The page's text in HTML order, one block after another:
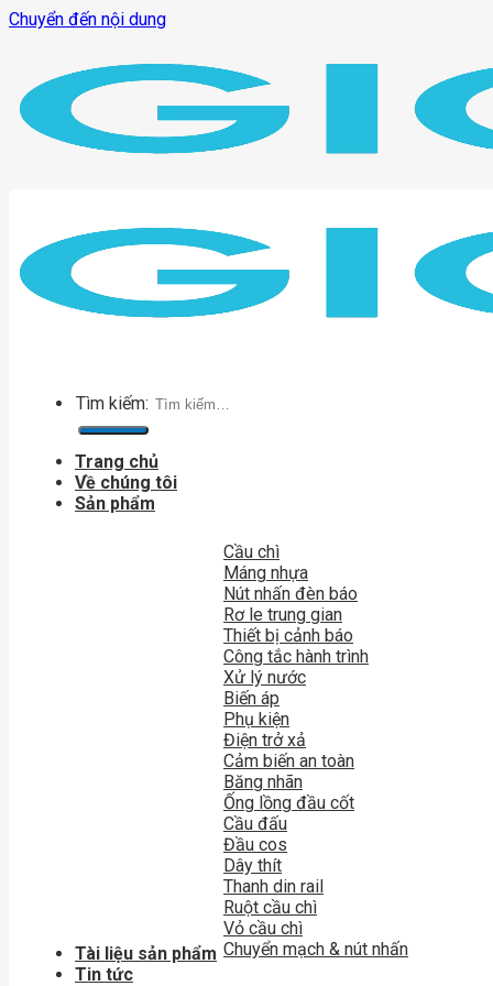
Chuyển đến nội dung
Tìm kiếm:
Trang chủ
Về chúng tôi
Sản phẩm
Cầu chì
Máng nhựa
Nút nhấn đèn báo
Rơ le trung gian
Thiết bị cảnh báo
Công tắc hành trình
Xử lý nước
Biến áp
Phụ kiện
Điện trở xả
Cảm biến an toàn
Băng nhãn
Ống lồng đầu cốt
Cầu đấu
Đầu cos
Dây thít
Thanh din rail
Ruột cầu chì
Vỏ cầu chì
Chuyển mạch & nút nhấn
Tài liệu sản phẩm
Tin tức